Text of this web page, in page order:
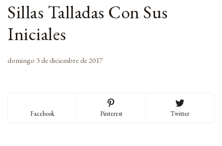
Sillas Talladas Con Sus
Iniciales
domingo 3 de diciembre de 2017
Facebook Pinterest Twitter